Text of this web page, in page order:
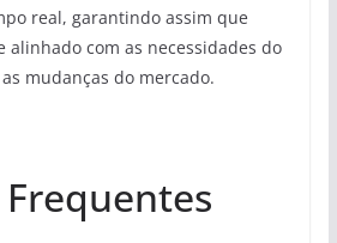
real, garantindo assim que
alinhado com as necessidades do
mudanças do mercado.